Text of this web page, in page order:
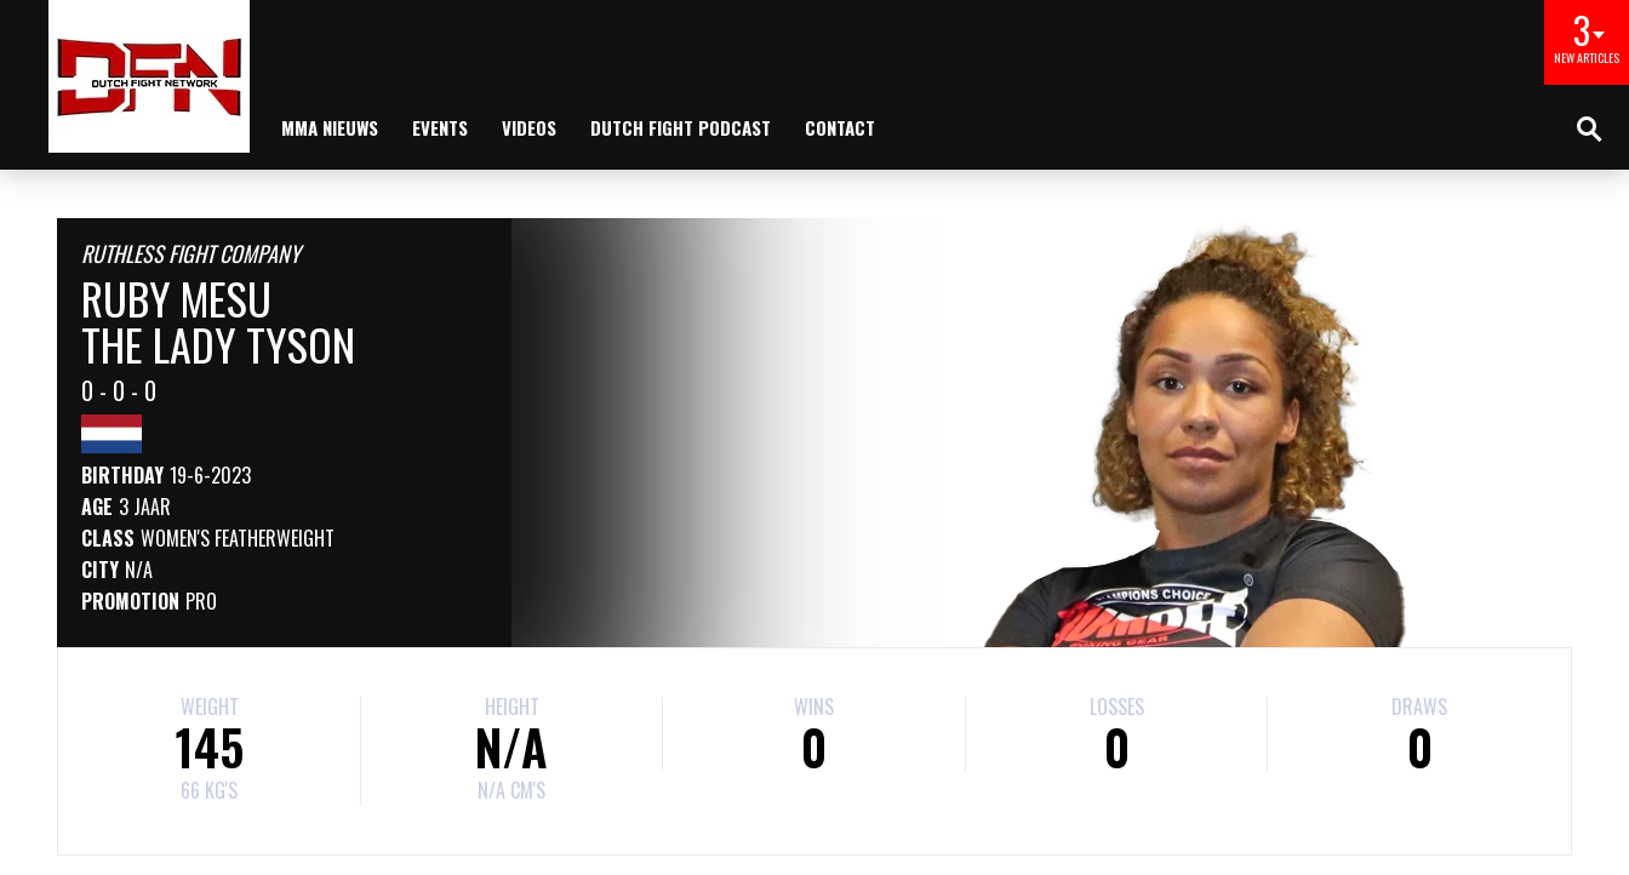
3
NEW ARTICLES
MMA NIEUWS EVENTS VIDEOS DUTCH FIGHT PODCAST CONTACT
RUTHLESS FIGHT COMPANY
RUBY MESU
THE LADY TYSON
0 - 0 - 0
BIRTHDAY 19-6-2023
AGE 3 JAAR
CLASS WOMEN'S FEATHERWEIGHT
CITY N/A
PROMOTION PRO
WEIGHT
145
66 KG'S
HEIGHT
N/A
N/A CM'S
WINS
0
LOSSES
0
DRAWS
0